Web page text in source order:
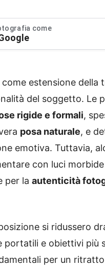
come
estensione della
del soggetto. Le
rigide e formali,
posa naturale, e
emotiva. Tuttavia,
con luci
per la autenticità
si ridussero
portatili e obiettivi
per un